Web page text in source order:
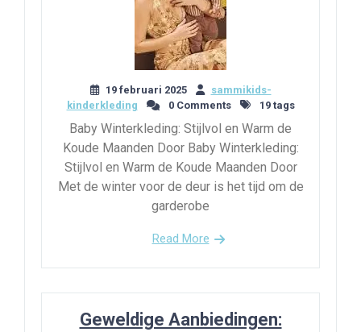
19 februari 2025
sammikids-
kinderkleding
0 Comments 19 tags
Baby Winterkleding: Stijlvol en Warm de
Koude Maanden Door Baby Winterkleding:
Stijlvol en Warm de Koude Maanden Door
Met de winter voor de deur is het tijd om de
garderobe
Read More
Geweldige Aanbiedingen: